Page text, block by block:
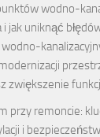
wodno-
i jak uniknąć
zwiększenie
przy remoncie:
i